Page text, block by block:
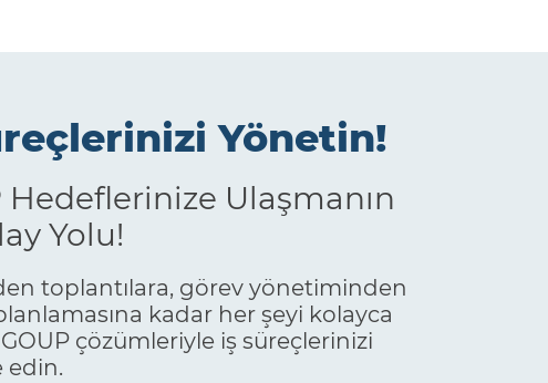
Yönetin!
Hedeflerinize Ulaşmanın
Yolu!
toplantılara, görev yönetiminden
kadar her şeyi kolayca
çözümleriyle iş süreçlerinizi
edin.